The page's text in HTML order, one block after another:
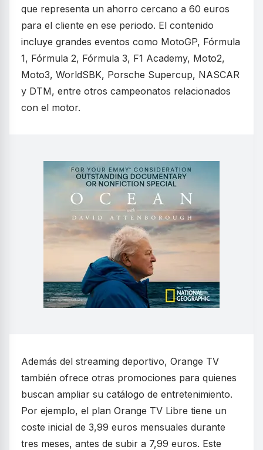
que representa un ahorro cercano a 60 euros
para el cliente en ese periodo. El contenido
incluye grandes eventos como MotoGP, Fórmula
1, Fórmula 2, Fórmula 3, F1 Academy, Moto2,
Moto3, WorldSBK, Porsche Supercup, NASCAR
y DTM, entre otros campeonatos relacionados
con el motor.
Además del streaming deportivo, Orange TV
también ofrece otras promociones para quienes
buscan ampliar su catálogo de entretenimiento.
Por ejemplo, el plan Orange TV Libre tiene un
coste inicial de 3,99 euros mensuales durante
tres meses, antes de subir a 7,99 euros. Este